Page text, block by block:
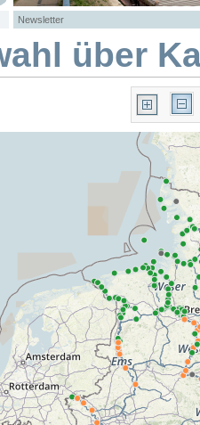
Newsletter
über